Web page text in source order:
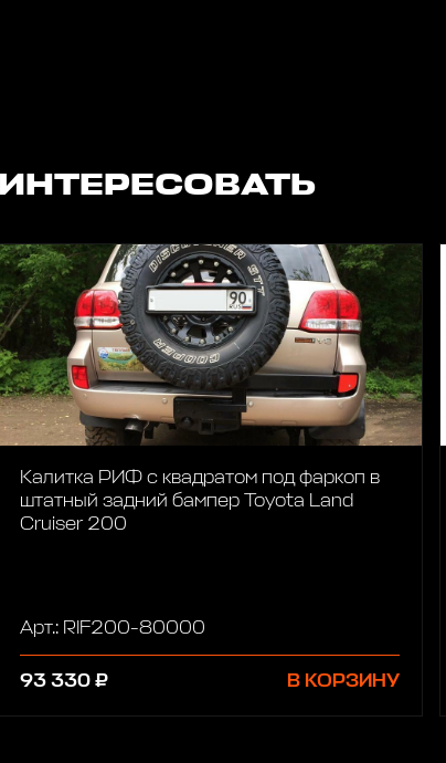
Калитка РИФ с квадратом под фаркоп в
штатный задний бампер Toyota Land
Cruiser 200
Арт.: RIF200-80000
93 330 ₽ В КОРЗИНУ